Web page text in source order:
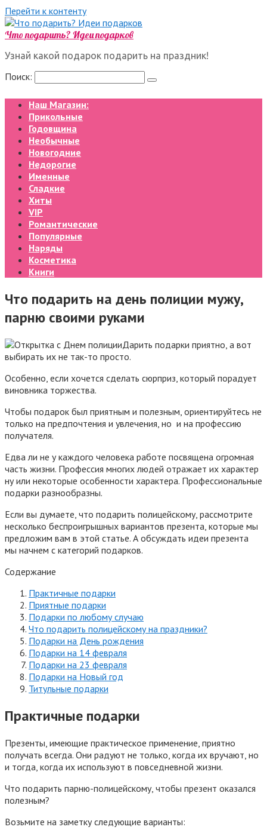
Перейти к контенту
Что подарить? Идеи подарков
Узнай какой подарок подарить на праздник!
Поиск:
Наш Магазин:
Прикольные
Годовщина
Необычные
Новогодние
Недорогие
Именные
Сладкие
Хиты
VIP
Романтические
Популярные
Наряды
Косметика
Книги
Что подарить на день полиции мужу,
парню своими руками
Дарить подарки приятно, а вот
выбирать их не так-то просто.
Особенно, если хочется сделать сюрприз, который порадует
виновника торжества.
Чтобы подарок был приятным и полезным, ориентируйтесь не
только на предпочтения и увлечения, но и на профессию
получателя.
Едва ли не у каждого человека работе посвящена огромная
часть жизни. Профессия многих людей отражает их характер
ну или некоторые особенности характера. Профессиональные
подарки разнообразны.
Если вы думаете, что подарить полицейскому, рассмотрите
несколько беспроигрышных вариантов презента, которые мы
предложим вам в этой статье. А обсуждать идеи презента
мы начнем с категорий подарков.
Содержание
Практичные подарки
Приятные подарки
Подарки по любому случаю
Что подарить полицейскому на праздники?
Подарки на День рождения
Подарки на 14 февраля
Подарки на 23 февраля
Подарки на Новый год
Титульные подарки
Практичные подарки
Презенты, имеющие практическое применение, приятно
получать всегда. Они радуют не только, когда их вручают, но
и тогда, когда их используют в повседневной жизни.
Что подарить парню-полицейскому, чтобы презент оказался
полезным?
Возьмите на заметку следующие варианты: